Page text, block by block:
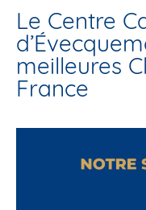
Le Centre
meilleures
France